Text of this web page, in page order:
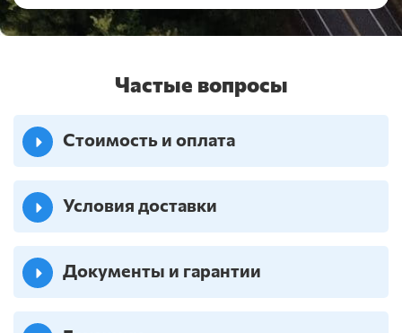
Частые вопросы
Стоимость и оплата
Условия доставки
Документы и гарантии